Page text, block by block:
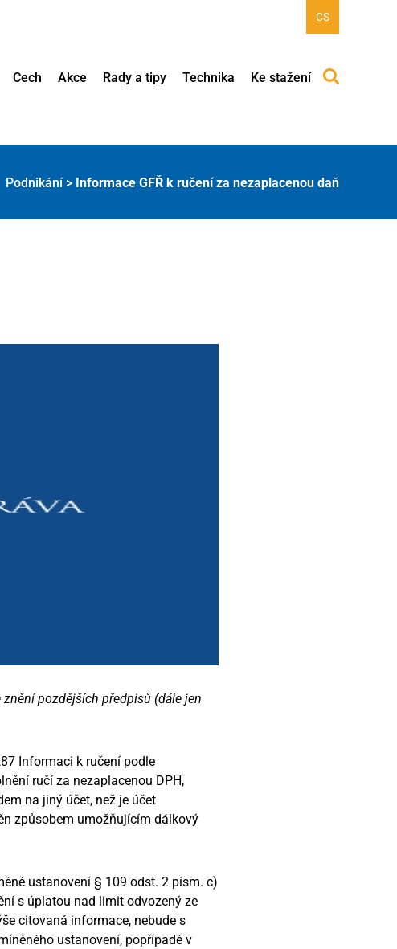
CS
Cech Akce Rady a tipy Technika Ke stažení
Podnikání> Informace GFŘ k ručení za nezaplacenou daň
pozdějších předpisů (dále jen
Informaci k ručení podle
ručí za nezaplacenou DPH,
na jiný účet, než je účet
způsobem umožňujícím dálkový
ustanovení § 109 odst. 2 písm. c)
s úplatou nad limit odvozený ze
citovaná informace, nebude s
ustanovení, popřípadě v